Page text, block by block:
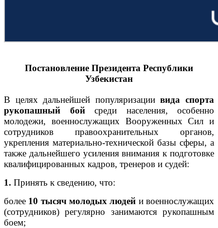
Постановление Президента Республики
Узбекистан
В целях дальнейшей популяризациивида спорта
рукопашный бойсреди населения, особенно
молодежи, военнослужащих Вооруженных Сил и
сотрудников правоохранительных органов,
укрепления материально-технической базы сферы, а
также дальнейшего усиления внимания к подготовке
квалифицированных кадров, тренеров и судей:
1. Принять к сведению, что:
более 10 тысяч молодых людей и военнослужащих
(сотрудников) регулярно занимаются рукопашным
боем;